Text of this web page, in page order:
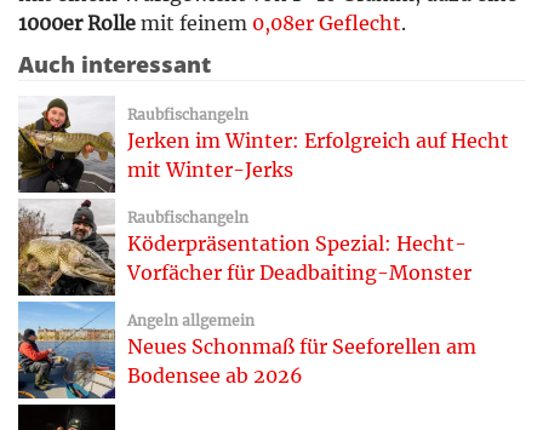
1000er Rolle mit feinem 0,08er Geflecht.
Auch interessant
Raubfischangeln
Jerken im Winter: Erfolgreich auf Hecht
mit Winter-Jerks
Raubfischangeln
Köderpräsentation Spezial: Hecht-
Vorfächer für Deadbaiting-Monster
Angeln allgemein
Neues Schonmaß für Seeforellen am
Bodensee ab 2026